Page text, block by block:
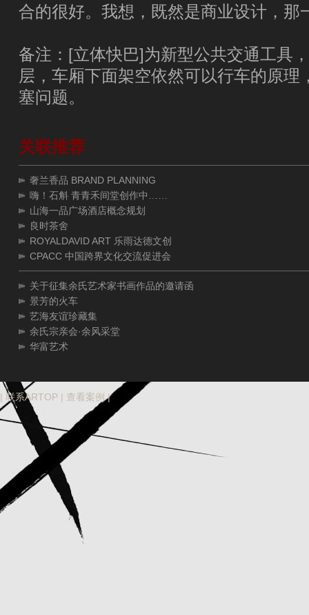
合的很好。我想，既然是商业设计，那
备注：[立体快巴]为新型公共交通工具
层，车厢下面架空依然可以行车的原理
塞问题。
关联推荐
奢兰香品 BRAND PLANNING
嗨！石斛 青青禾间堂创作中……
山海一品广场酒店概念规划
良时茶舍
ROYALDAVID ART 乐雨达德文创
CPACC 中国跨界文化交流促进会
关于征集余氏艺术家书画作品的邀请函
景芳的火车
艺海友谊珍藏集
余氏宗亲会·余风采堂
华富艺术
| 联系ARTOP | 查看案例 |